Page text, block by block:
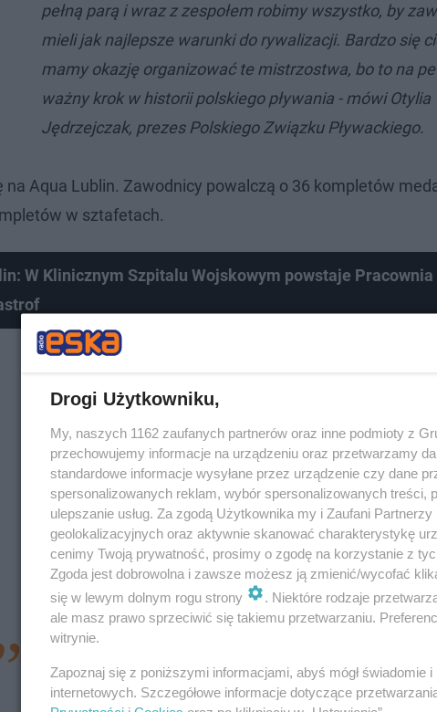
pełną parą i wraz z zespołem robimy wszystko, by
mieli jak najlepsze warunki do rywalizacji. Bardzo się
mamy okazję organizować te mistrzostwa, bo to na
ważny krok w historii polskiego pływania - mówi Otylia
Jędrzejczak, prezes Polskiego Związku Pływackiego.
Aqua Lublin. Zawodnicy powalczą o 36 kompletów
w sztafetach.
W Klinicznym Szpitalu Wojskowym powstaje
- Mistrzostwa Europy Seniorów w Pływaniu to impreza,
przyciągnie do Lublina najlepszych zawodników
Drogi Użytkowniku,
My, naszych 1162 zaufanych partnerów oraz inne podmioty z
przechowujemy informacje na urządzeniu oraz przetwarzamy
standardowe informacje wysyłane przez urządzenie czy dane
spersonalizowanych reklam, wybór spersonalizowanych treści,
ulepszanie usług. Za zgodą Użytkownika my i Zaufani
geolokalizacyjnych oraz aktywnie skanować charakterystykę
cenimy Twoją prywatność, prosimy o zgodę na korzystanie z
Zgoda jest dobrowolna i zawsze możesz ją zmienić/wycofać
się w lewym dolnym rogu strony
. Niektóre rodzaje
ale masz prawo sprzeciwić się takiemu przetwarzaniu.
witrynie.
Zapoznaj się z poniższymi informacjami, abyś mógł
internetowych. Szczegółowe informacje dotyczące